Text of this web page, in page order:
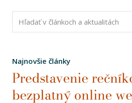
Najnovšie články
Predstavenie
bezplatný online